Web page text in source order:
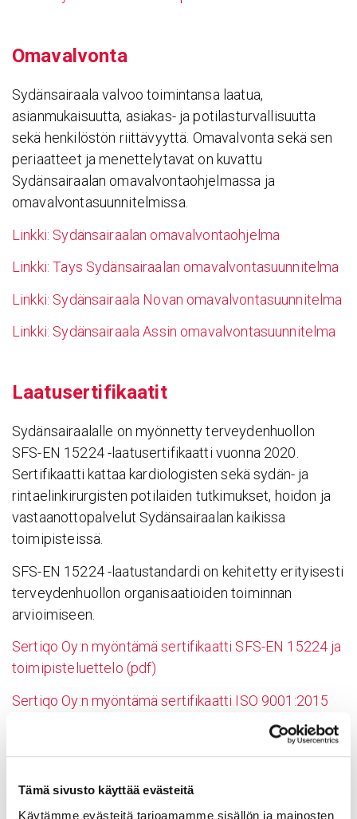
Tämä sivusto käyttää evästeitä
Käytämme evästeitä tarjoamamme sisällön ja mainosten
Omaval­vonta
Sydänsairaala valvoo toimintansa laatua,
asianmukaisuutta, asiakas- ja potilasturvallisuutta
sekä henkilöstön riittävyyttä. Omavalvonta sekä sen
periaatteet ja menettelytavat on kuvattu
Sydänsairaalan omavalvontaohjelmassa ja
omavalvontasuunnitelmissa.
Linkki: Sydänsairaalan omavalvontaohjelma
Linkki: Tays Sydänsairaalan omavalvontasuunnitelma
Linkki: Sydänsairaala Novan omavalvontasuunnitelma
Linkki: Sydänsairaala Assin omavalvontasuunnitelma
Laatuser­ti­fi­kaatit
Sydänsairaalalle on myönnetty terveydenhuollon
SFS-EN 15224 -laatusertifikaatti vuonna 2020.
Sertifikaatti kattaa kardiologisten sekä sydän- ja
rintaelinkirurgisten potilaiden tutkimukset, hoidon ja
vastaanottopalvelut Sydänsairaalan kaikissa
toimipisteissä.
SFS-EN 15224 -laatustandardi on kehitetty erityisesti
terveydenhuollon organisaatioiden toiminnan
arvioimiseen.
Sertiqo Oy:n myöntämä sertifikaatti SFS-EN 15224 ja
toimipisteluettelo (pdf)
Sertiqo Oy:n myöntämä sertifikaatti ISO 9001:2015